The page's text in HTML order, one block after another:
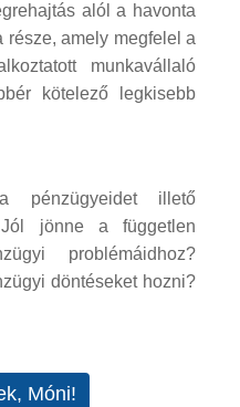
alól a havonta
része, amely megfelel a
munkavállaló
kötelező legkisebb
pénzügyeidet illető
Jól jönne a független
problémáidhoz?
döntéseket hozni?
Móni!